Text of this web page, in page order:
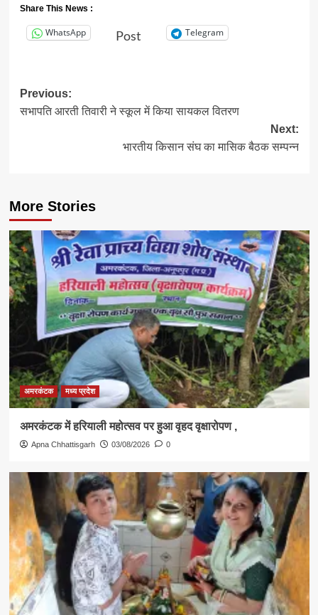
Share This News :
WhatsApp Post Telegram
Post
navigation
Previous:
सभापति आरती तिवारी ने स्कूल में किया सायकल वितरण
Next:
भारतीय किसान संघ का मासिक बैठक सम्पन्न
More Stories
अमरकंटक मध्य प्रदेश
अमरकंटक में हरियाली महोत्सव पर हुआ वृहद वृक्षारोपण ,
Apna Chhattisgarh 03/08/2026 0